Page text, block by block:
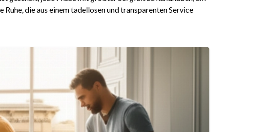
die aus einem tadellosen und transparenten Service